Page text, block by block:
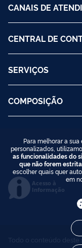
CANAIS DE
CENTRAL DE
SERVIÇOS
COMPOSIÇÃO
Acesso à
Informação
Todo o conteúdo
Para melhorar a
personalizados,
as funcionalidades do
que não forem
escolher quais quer
em